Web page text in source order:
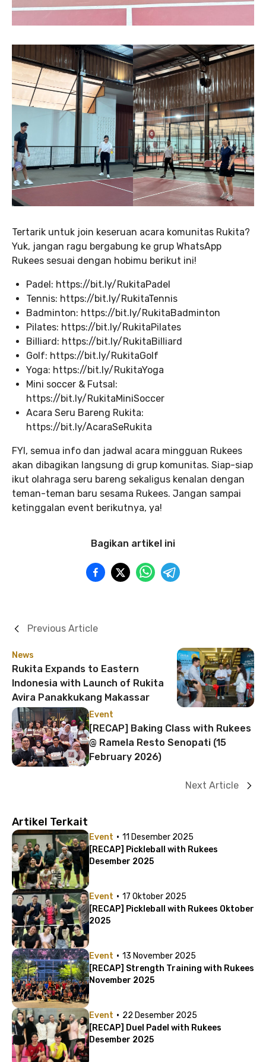
Tertarik untuk join keseruan acara komunitas Rukita?
Yuk, jangan ragu bergabung ke grup WhatsApp
Rukees sesuai dengan hobimu berikut ini!
Padel: https://bit.ly/RukitaPadel
Tennis: https://bit.ly/RukitaTennis
Badminton: https://bit.ly/RukitaBadminton
Pilates: https://bit.ly/RukitaPilates
Billiard: https://bit.ly/RukitaBilliard
Golf: https://bit.ly/RukitaGolf
Yoga: https://bit.ly/RukitaYoga
Mini soccer & Futsal:
https://bit.ly/RukitaMiniSoccer
Acara Seru Bareng Rukita:
https://bit.ly/AcaraSeRukita
FYI, semua info dan jadwal acara mingguan Rukees
akan dibagikan langsung di grup komunitas. Siap-siap
ikut olahraga seru bareng sekaligus kenalan dengan
teman-teman baru sesama Rukees. Jangan sampai
ketinggalan event berikutnya, ya!
Bagikan artikel ini
News
Rukita Expands to Eastern
Indonesia with Launch of Rukita
Avira Panakkukang Makassar
Previous Article
Event
[RECAP] Baking Class with Rukees
@ Ramela Resto Senopati (15
February 2026)
Next Article
Artikel Terkait
Event · 11 Desember 2025
[RECAP] Pickleball with Rukees
Desember 2025
Event · 17 Oktober 2025
[RECAP] Pickleball with Rukees Oktober
2025
Event · 13 November 2025
[RECAP] Strength Training with Rukees
November 2025
Event · 22 Desember 2025
[RECAP] Duel Padel with Rukees
Desember 2025